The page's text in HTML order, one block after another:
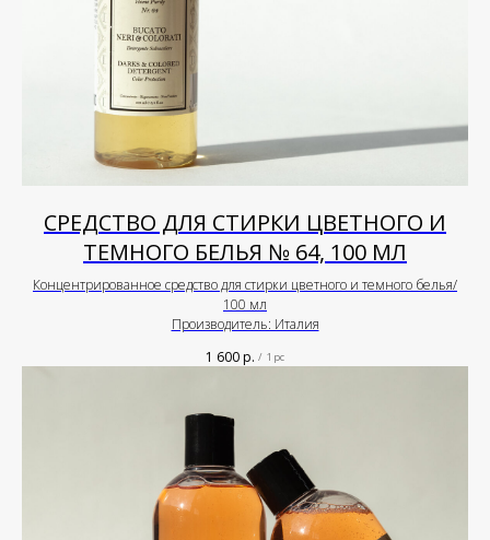
СРЕДСТВО ДЛЯ СТИРКИ ЦВЕТНОГО И
ТЕМНОГО БЕЛЬЯ № 64, 100 МЛ
Концентрированное средство для стирки цветного и темного белья/
100 мл
Производитель: Италия
1 600р. / 1 pc